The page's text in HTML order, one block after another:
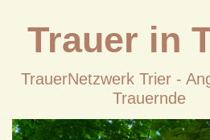
springen
Trauer in
TrauerNetzwerk Trier -
Trauernde